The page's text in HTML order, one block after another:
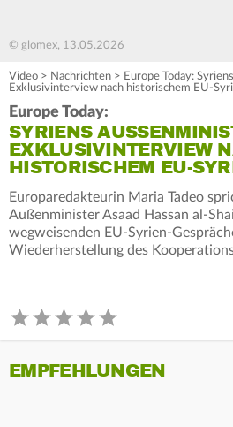
© glomex, 13.05.2026
Video > Nachrichten > Europe Today:
Exklusivinterview nach historischem EU-
Europe Today:
SYRIENS
XKLUSIVINTERVIEW
ISTORISCHEM EU-
Europaredakteurin Maria Tadeo
Außenminister Asaad Hassan al-
wegweisenden EU-Syrien-
Wiederherstellung des
EMPFEHLUNGEN